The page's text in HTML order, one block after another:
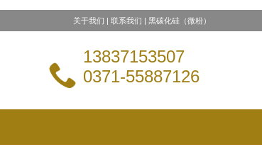
关于我们 | 联系我们 | 黑碳化硅（微粉）

13837153507
0371-55887126